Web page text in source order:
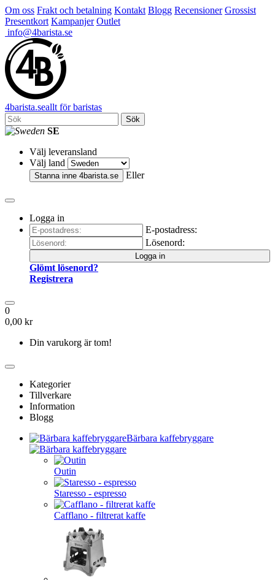
Om oss Frakt och betalning Kontakt Blogg Recensioner Grossist
Presentkort Kampanjer Outlet
info@4barista.se
4barista.seallt för baristas
Sök
SE
Välj leveransland
Välj land
Stanna inne 4barista.se Eller
Logga in
E-postadress:
Lösenord:
Logga in
Glömt lösenord?
Registrera
0
0,00 kr
Din varukorg är tom!
Kategorier
Tillverkare
Information
Blogg
Bärbara kaffebryggare
Outin
Staresso - espresso
Cafflano - filtrerat kaffe